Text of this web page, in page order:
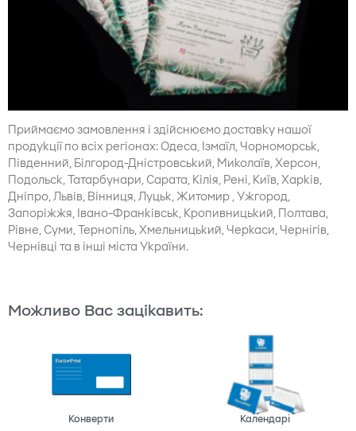
Приймаємо замовлення і здійснюємо доставку нашої
продукції по всіх регіонах: Одеса, Ізмаїл, Чорноморськ,
Південний, Білгород-Дністровський, Миколаїв, Херсон,
Подольск, Татарбунари, Сарата, Кілія, Рені, Київ, Харків,
Дніпро, Львів, Вінниця, Луцьк, Житомир , Ужгород,
Запоріжжя, Івано-Франківськ, Кропивницький, Полтава,
Рівне, Суми, Тернопіль, Хмельницький, Черкаси, Чернігів,
Чернівці та в інші міста України.
Можливо Вас зацікавить:
Конверти Календарі